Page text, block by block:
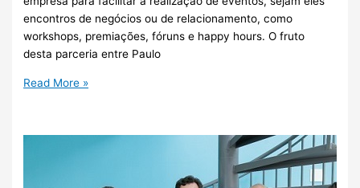
encontros de negócios ou de relacionamento, como
workshops, premiações, fóruns e happy hours. O fruto
desta parceria entre Paulo
Read More »